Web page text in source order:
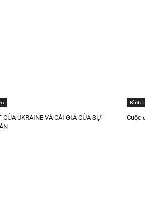
CỦA UKRAINE VÀ CÁI GIÁ CỦA SỰ
Bình
Cuộc